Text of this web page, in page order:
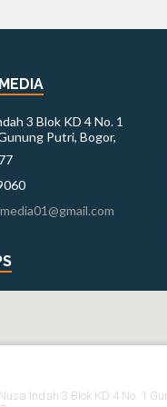
3 Blok KD 4 No. 1
Putri, Bogor,
Indah 3 Blok KD 4 No. 1